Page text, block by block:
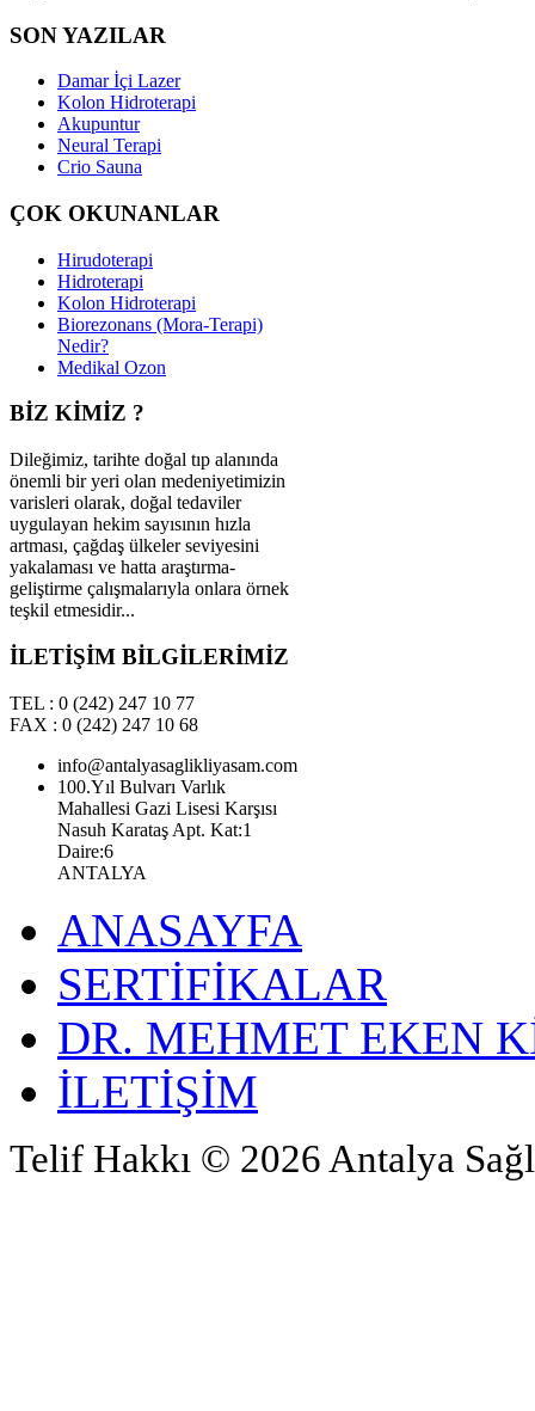
SON YAZILAR
Damar İçi Lazer
Kolon Hidroterapi
Akupuntur
Neural Terapi
Crio Sauna
ÇOK OKUNANLAR
Hirudoterapi
Hidroterapi
Kolon Hidroterapi
Biorezonans (Mora-Terapi)
Nedir?
Medikal Ozon
BİZ KİMİZ ?
Dileğimiz, tarihte doğal tıp alanında
önemli bir yeri olan medeniyetimizin
varisleri olarak, doğal tedaviler
uygulayan hekim sayısının hızla
artması, çağdaş ülkeler seviyesini
yakalaması ve hatta araştırma-
geliştirme çalışmalarıyla onlara örnek
teşkil etmesidir...
İLETİŞİM BİLGİLERİMİZ
TEL : 0 (242) 247 10 77
FAX : 0 (242) 247 10 68
info@antalyasaglikliyasam.com
100.Yıl Bulvarı Varlık
Mahallesi Gazi Lisesi Karşısı
Nasuh Karataş Apt. Kat:1
Daire:6
ANTALYA
ANASAYFA
SERTİFİKALAR
DR. MEHMET EKEN
İLETİŞİM
Telif Hakkı © 2026 Antalya